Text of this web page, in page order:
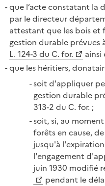
que l’acte constatant la
par le directeur
attestant que les bois et
gestion durable prévues
L. 124-3 du C. for.
ainsi
que les héritiers,
soit d'appliquer
gestion durable
313-2 du C. for. ;
soit, si, au
forêts en cause,
jusqu'à
l'engagement
juin 1930 modifié
pendant le